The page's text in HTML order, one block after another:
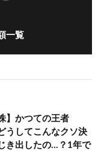
一覧
】かつての王者
うしてこんなクソ決
き出したの…？1年で